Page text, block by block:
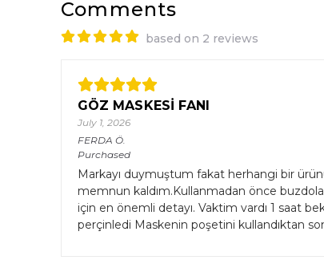
Comments
based on 2 reviews
GÖZ MASKESİ FANI
July 1, 2026
FERDA Ö.
Purchased
Markayı duymuştum fakat herhangi bir
memnun kaldım.Kullanmadan önce
için en önemli detayı. Vaktim vardı 1 saat
perçinledi Maskenin poşetini kullandıktan